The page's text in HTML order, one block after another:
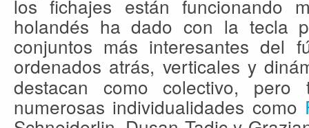
los fichajes están funcionando
holandés ha dado con la tecla
conjuntos más interesantes del
ordenados atrás, verticales y
destacan como colectivo, pero
numerosas individualidades como